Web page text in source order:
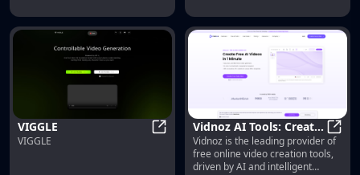
need!
teachers, and professionals with
no design skills required. It’s your
time-saving tool for easy,
collaborative visual creation
VIGGLE
VIGGLE
VIGGLE
Vidnoz AI Tools: Create
FREE Engaging AI
Videos 10X Faster
Vidnoz is the leading provider of
free online video creation tools,
driven by AI and intelligent